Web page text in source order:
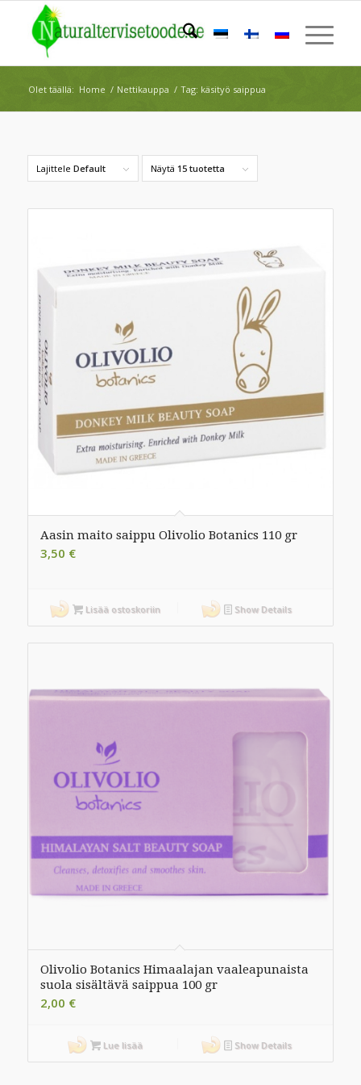
Olet täällä: Home / Nettikauppa / Tag: käsityö saippua
Lajittele Default Näytä 15 tuotetta
Aasin maito saippu Olivolio Botanics 110 gr
3,50 €
Lisää ostoskoriin Show Details
Olivolio Botanics Himaalajan vaaleapunaista
suola sisältävä saippua 100 gr
2,00 €
Lue lisää Show Details